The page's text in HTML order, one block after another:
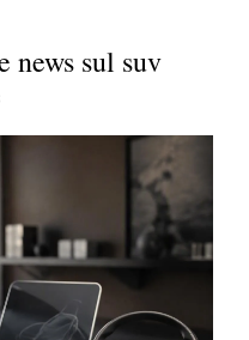
news sul suv